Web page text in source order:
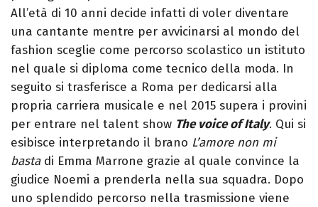
All’età di 10 anni decide infatti di voler diventare
una cantante mentre per avvicinarsi al mondo del
fashion sceglie come percorso scolastico un istituto
nel quale si diploma come tecnico della moda. In
seguito si trasferisce a Roma per dedicarsi alla
propria carriera musicale e nel 2015 supera i provini
per entrare nel talent show The voice of Italy. Qui si
esibisce interpretando il brano L’amore non mi
bastadi Emma Marrone grazie al quale convince la
giudice Noemi a prenderla nella sua squadra. Dopo
uno splendido percorso nella trasmissione viene